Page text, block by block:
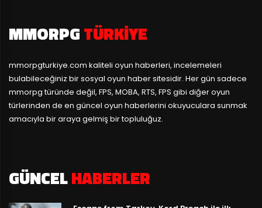
MMORPGTÜRKIYE
mmorpgturkiye.com kaliteli oyun haberleri, incelemeleri
bulabileceğiniz bir sosyal oyun haber sitesidir. Her gün sadece
mmorpg türünde değil, FPS, MOBA, RTS, FPS gibi diğer oyun
türlerinden de en güncel oyun haberlerini okuyuculara sunmak
amacıyla bir araya gelmiş bir topluluğuz.
GÜNCELHABERLER